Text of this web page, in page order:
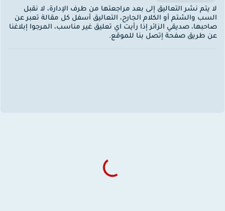
يتم نشر التعاليق إلى بعد مراجعتها من طرف الإدارة، لا نقبل
والشتم أو الكلام الجارح، التعاليق أسفل كل مقالة تعبر عن
صديقي الزائر إذا رأيت اي تعليق غير مناسب، المرجوا إبلاغنا
طريق صفحة إتصل بنا للموقع.